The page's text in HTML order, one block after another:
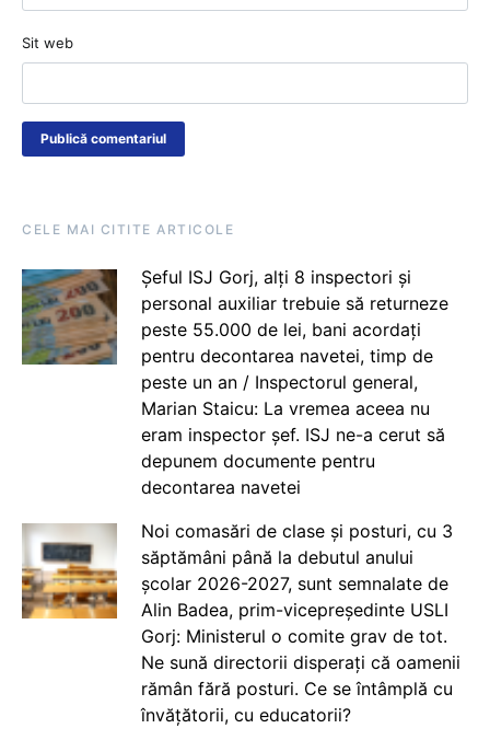
Sit web
CELE MAI CITITE ARTICOLE
Șeful ISJ Gorj, alți 8 inspectori și
personal auxiliar trebuie să returneze
peste 55.000 de lei, bani acordați
pentru decontarea navetei, timp de
peste un an / Inspectorul general,
Marian Staicu: La vremea aceea nu
eram inspector șef. ISJ ne-a cerut să
depunem documente pentru
decontarea navetei
Noi comasări de clase și posturi, cu 3
săptămâni până la debutul anului
școlar 2026-2027, sunt semnalate de
Alin Badea, prim-vicepreședinte USLI
Gorj: Ministerul o comite grav de tot.
Ne sună directorii disperați că oamenii
rămân fără posturi. Ce se întâmplă cu
învățătorii, cu educatorii?